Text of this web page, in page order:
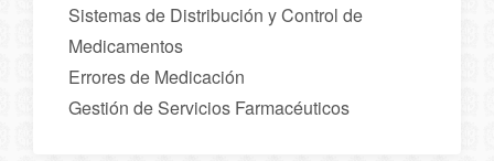
Sistemas de Distribución y Control de
Medicamentos
Errores de Medicación
Gestión de Servicios Farmacéuticos